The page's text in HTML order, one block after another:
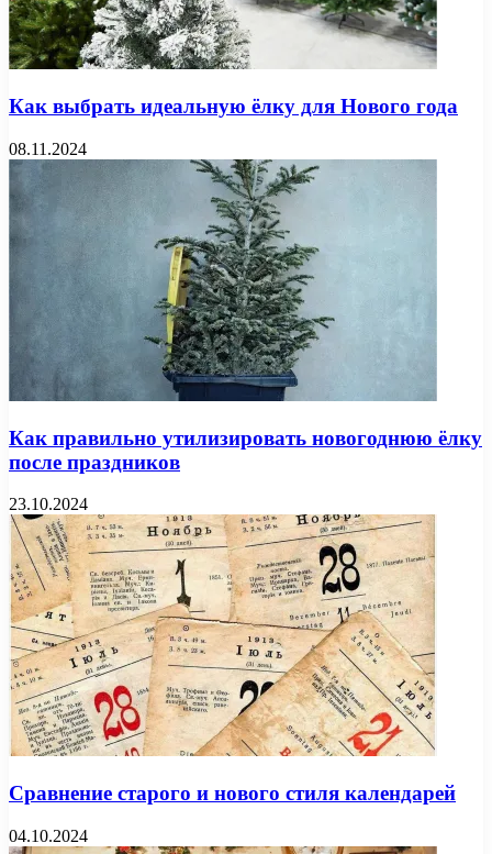
Как выбрать идеальную ёлку для Нового года
08.11.2024
Как правильно утилизировать новогоднюю ёлку
после праздников
23.10.2024
Сравнение старого и нового стиля календарей
04.10.2024